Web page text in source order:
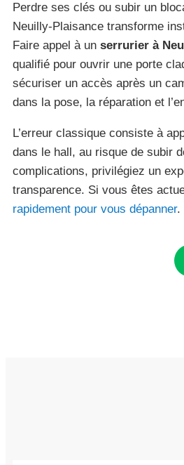
Perdre ses clés ou subir un
Neuilly-Plaisance transforme
Faire appel à un serrurier à
qualifié pour ouvrir une porte
sécuriser un accès après un
dans la pose, la réparation et
L’erreur classique consiste à
dans le hall, au risque de subir
complications, privilégiez un
transparence. Si vous êtes
rapidement pour vous dépanner.